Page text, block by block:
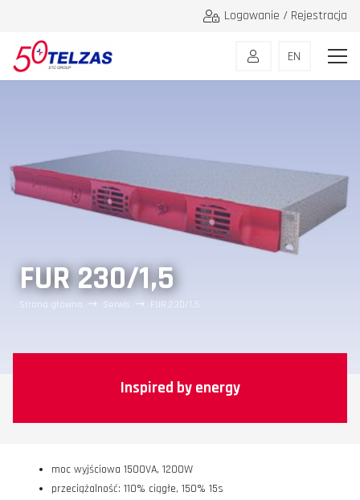
Logowanie / Rejestracja
EN
FUR 230/1,5
Strona główna Serwis FUR 230/1,5
Inspired by energy
moc wyjściowa 1500VA, 1200W
przeciążalność: 110% ciągłe, 150% 15s